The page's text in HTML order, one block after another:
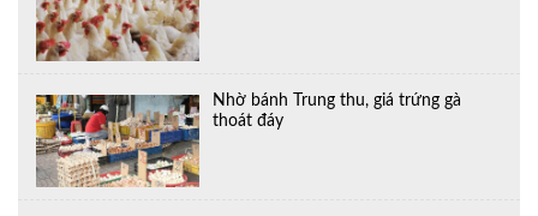
Nhờ bánh Trung thu, giá trứng gà
thoát đáy